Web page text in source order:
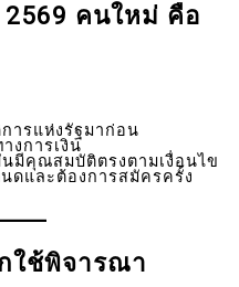
คนใหม่ คือ
ารแห่งรัฐมาก่อน
งการเงิน
มีคุณสมบัติตรงตามเงื่อนไข
ดและต้องการสมัครครั้ง
ใช้พิจารณา